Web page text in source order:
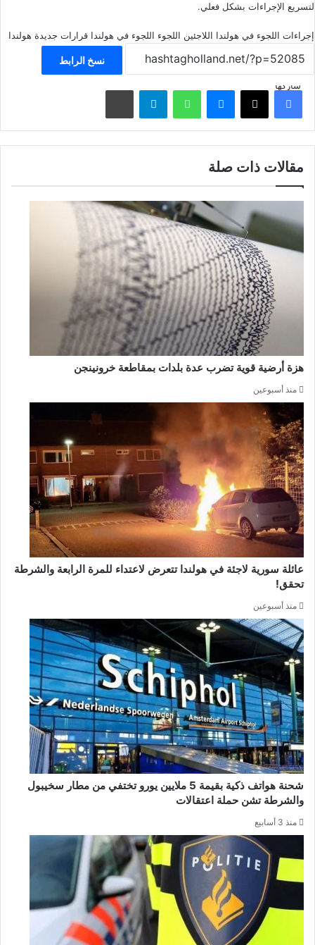
لتسريع الإجراءات بشكل فعلي.
إجراءات اللجوء في هولندا اللاجئين اللجوء اللجوء في هولندا قرارات جديدة هولندا
نسخ الرابط
شاركهافيسبوك ‫X ماسنجر واتساب تيلقرام مشاركة عبر البريد
مقالات ذات صلة
هزة أرضية قوية تضرب عدة بلدات بمقاطعة خرونينجن
منذ أسبوعين
عائلة سورية لاجئة في هولندا تتعرض لاعتداء للمرة الرابعة والشرطة
تحقق!
منذ أسبوعين
شحنة هواتف ذكية بقيمة 5 ملايين يورو تختفي من مطار سخيبول
والشرطة تشن حملة اعتقالات
منذ 3 أسابيع